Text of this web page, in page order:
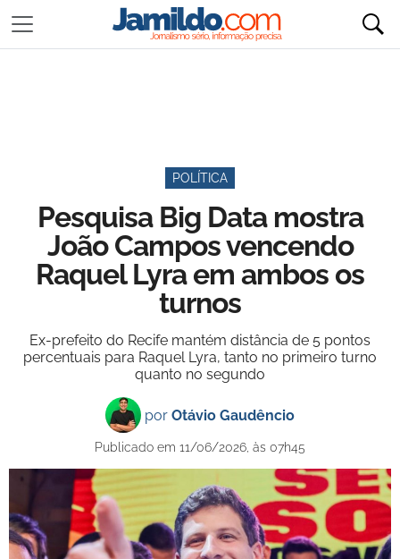
POLÍTICA
Pesquisa Big Data mostra
João Campos vencendo
Raquel Lyra em ambos os
turnos
Ex-prefeito do Recife mantém distância de 5 pontos
percentuais para Raquel Lyra, tanto no primeiro turno
quanto no segundo
por Otávio Gaudêncio
Publicado em 11/06/2026, às 07h45